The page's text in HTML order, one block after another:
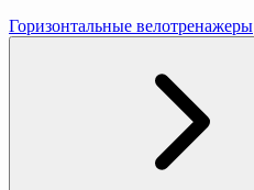
Горизонтальные велотренажеры